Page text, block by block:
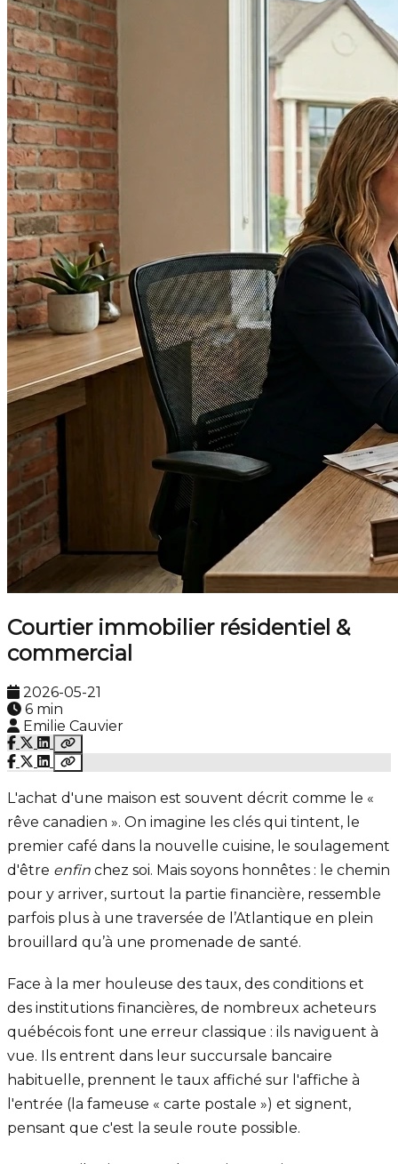
Courtier immobilier résidentiel &
commercial
2026-05-21
6 min
Emilie Cauvier
L'achat d'une maison est souvent décrit comme le «
rêve canadien ». On imagine les clés qui tintent, le
premier café dans la nouvelle cuisine, le soulagement
d'être enfin chez soi. Mais soyons honnêtes : le chemin
pour y arriver, surtout la partie financière, ressemble
parfois plus à une traversée de l’Atlantique en plein
brouillard qu’à une promenade de santé.
Face à la mer houleuse des taux, des conditions et
des institutions financières, de nombreux acheteurs
québécois font une erreur classique : ils naviguent à
vue. Ils entrent dans leur succursale bancaire
habituelle, prennent le taux affiché sur l'affiche à
l'entrée (la fameuse « carte postale ») et signent,
pensant que c'est la seule route possible.